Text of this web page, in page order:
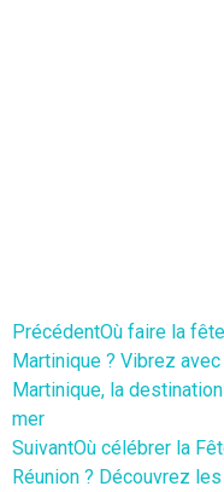
PrécédentOù faire la
Martinique ? Vibrez
Martinique, la
mer
SuivantOù célébrer la
Réunion ? Découvrez